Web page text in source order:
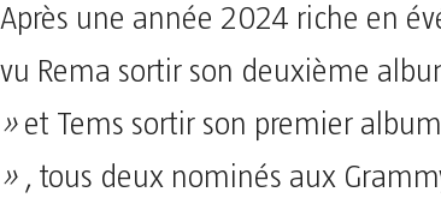
Après une année 2024 riche en
vu Rema sortir son deuxième
» et Tems sortir son premier album
», tous deux nominés aux